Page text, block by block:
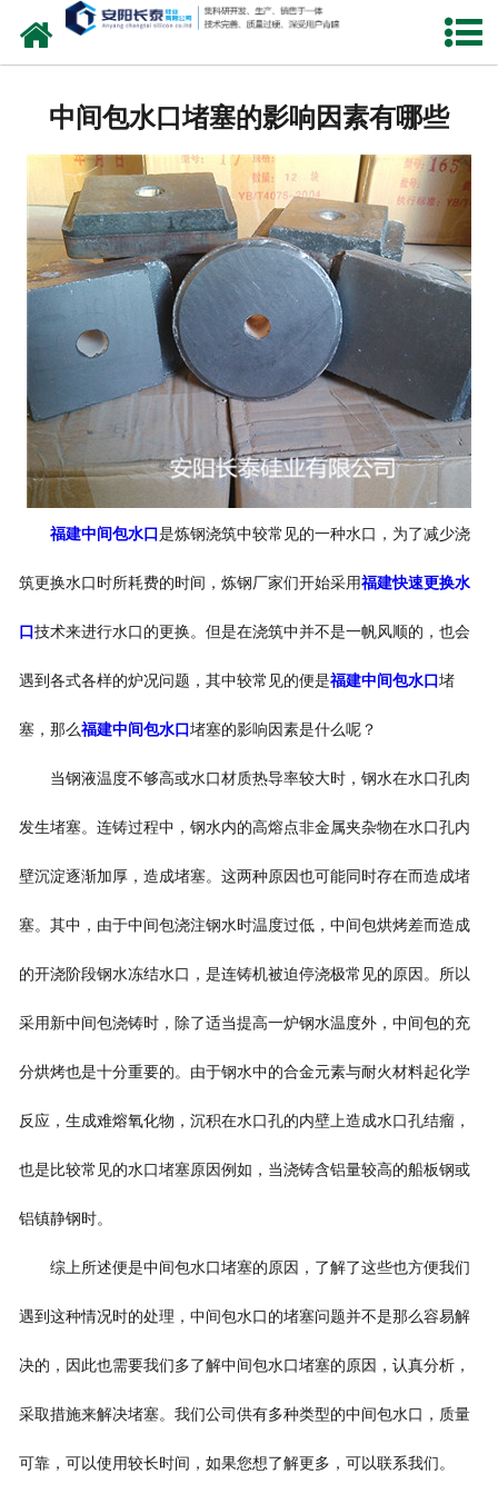
网站首页
中间包水口
定径水口
产品中心
新闻中心
联系我们
中间包水口堵塞的影响因素有哪些
福建中间包水口 是炼钢浇筑中较常见的一种水口，为了减少浇
筑更换水口时所耗费的时间，炼钢厂家们开始采用福建快速更换水
口 技术来进行水口的更换。但是在浇筑中并不是一帆风顺的，也会
遇到各式各样的炉况问题，其中较常见的便是福建中间包水口 堵
塞，那么福建中间包水口 堵塞的影响因素是什么呢？
当钢液温度不够高或水口材质热导率较大时，钢水在水口孔肉
发生堵塞。连铸过程中，钢水内的高熔点非金属夹杂物在水口孔内
壁沉淀逐渐加厚，造成堵塞。这两种原因也可能同时存在而造成堵
塞。其中，由于中间包浇注钢水时温度过低，中间包烘烤差而造成
的开浇阶段钢水冻结水口，是连铸机被迫停浇极常见的原因。所以
采用新中间包浇铸时，除了适当提高一炉钢水温度外，中间包的充
分烘烤也是十分重要的。由于钢水中的合金元素与耐火材料起化学
反应，生成难熔氧化物，沉积在水口孔的内壁上造成水口孔结瘤，
也是比较常见的水口堵塞原因例如，当浇铸含铝量较高的船板钢或
铝镇静钢时。
综上所述便是中间包水口堵塞的原因，了解了这些也方便我们
遇到这种情况时的处理，中间包水口的堵塞问题并不是那么容易解
决的，因此也需要我们多了解中间包水口堵塞的原因，认真分析，
采取措施来解决堵塞。我们公司供有多种类型的中间包水口，质量
可靠，可以使用较长时间，如果您想了解更多，可以联系我们。